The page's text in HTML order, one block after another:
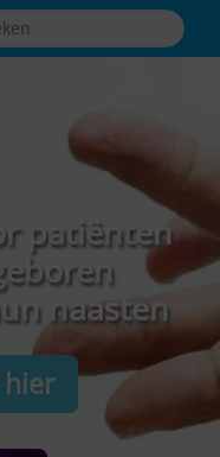
patiënten
naasten